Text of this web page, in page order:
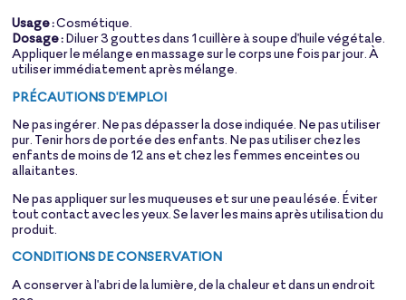
Usage :Cosmétique.
Dosage :Diluer 3 gouttes dans 1 cuillère à soupe d'huile végétale.
Appliquer le mélange en massage sur le corps une fois par jour. À
utiliser immédiatement après mélange.
PRÉCAUTIONS D'EMPLOI
Ne pas ingérer. Ne pas dépasser la dose indiquée. Ne pas utiliser
pur. Tenir hors de portée des enfants. Ne pas utiliser chez les
enfants de moins de 12 ans et chez les femmes enceintes ou
allaitantes.
Ne pas appliquer sur les muqueuses et sur une peau lésée. Éviter
tout contact avec les yeux. Se laver les mains après utilisation du
produit.
CONDITIONS DE CONSERVATION
A conserver à l'abri de la lumière, de la chaleur et dans un endroit